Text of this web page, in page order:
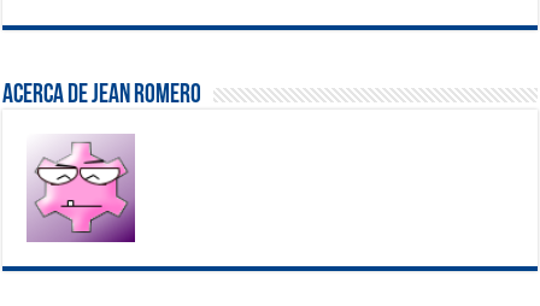
Acerca de Jean Romero